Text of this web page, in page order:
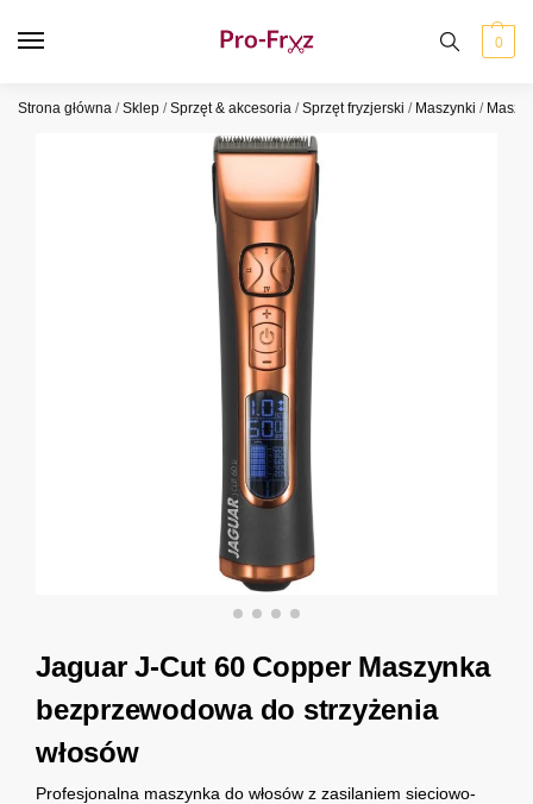
0
Strona główna /Sklep /Sprzęt & akcesoria /Sprzęt fryzjerski / Maszynki /
Jaguar J-Cut 60 Copper Maszynka
bezprzewodowa do strzyżenia
włosów
Profesjonalna maszynka do włosów z zasilaniem sieciowo-